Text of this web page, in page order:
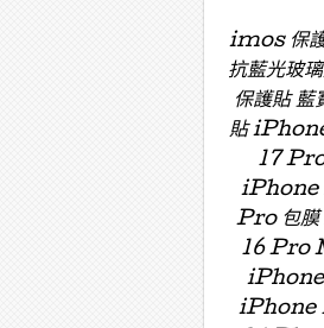
imos 保護
抗藍光玻
保護貼
貼
17
iPhone
Pro 包
16 Pro
iPhone
iPhone